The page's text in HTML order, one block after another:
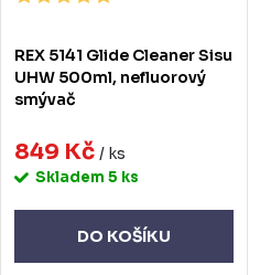
REX 5141 Glide Cleaner Sisu
UHW 500ml, nefluorový
smývač
849 Kč / ks
Skladem 5 ks
DO KOŠÍKU